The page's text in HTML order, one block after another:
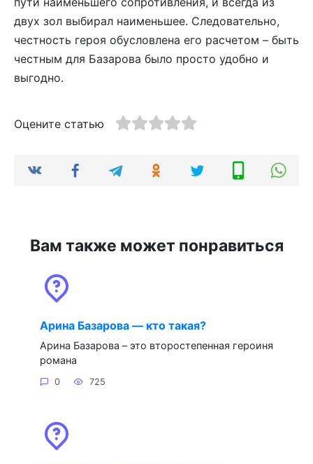
двух зол выбирал наименьшее. Следовательно,
честность героя обусловлена его расчетом – быть
честным для Базарова было просто удобно и
выгодно.
Оцените статью
Вам также может понравиться
Арина Базарова — кто такая?
Арина Базарова – это второстепенная героиня
романа
0 725